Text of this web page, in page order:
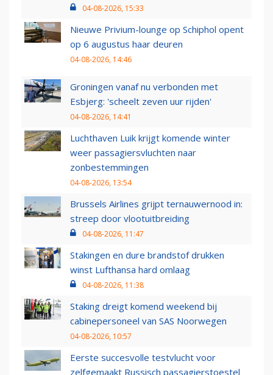
04-08-2026, 15:33
Nieuwe Privium-lounge op Schiphol opent
op 6 augustus haar deuren
04-08-2026, 14:46
Groningen vanaf nu verbonden met
Esbjerg: 'scheelt zeven uur rijden'
04-08-2026, 14:41
Luchthaven Luik krijgt komende winter
weer passagiersvluchten naar
zonbestemmingen
04-08-2026, 13:54
Brussels Airlines grijpt ternauwernood in:
streep door vlootuitbreiding
04-08-2026, 11:47
Stakingen en dure brandstof drukken
winst Lufthansa hard omlaag
04-08-2026, 11:38
Staking dreigt komend weekend bij
cabinepersoneel van SAS Noorwegen
04-08-2026, 10:57
Eerste succesvolle testvlucht voor
zelfgemaakt Russisch passagierstoestel